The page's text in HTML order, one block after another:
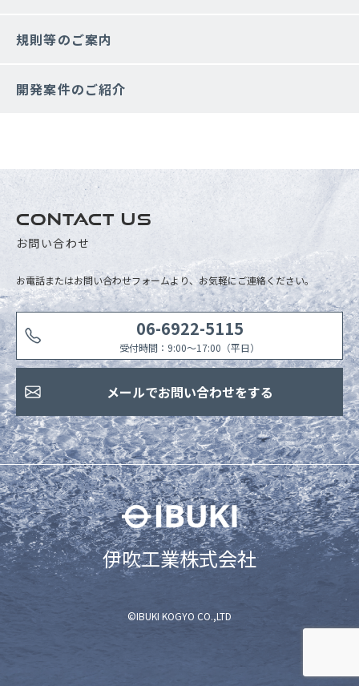
規則等のご案内
開発案件のご紹介
CONTACT US
お問い合わせ
お電話またはお問い合わせフォームより、お気軽にご連絡ください。
06-6922-5115
受付時間：9:00〜17:00（平日）
メールでお問い合わせをする
伊吹工業株式会社
©IBUKI KOGYO CO.,LTD